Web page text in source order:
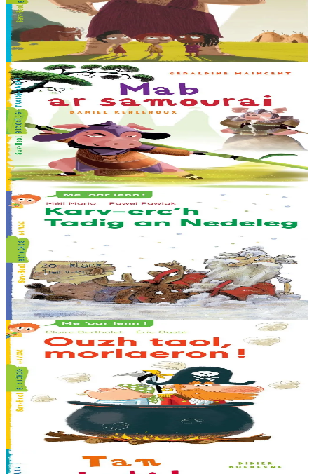
Abaoe m’eo erruet Ugur, an den drouk ha kriz, e-barzh ar meuriad e
ya fall an traoù. An holl o deus aon rak ar mell paotr-se... Spontet eo
ar vugale hag an dud...
Er stok6,00 €
6 vloaz hag ouzhpenn
Sav-heol
Mab ar samourai
Mab ur samourai eo Hiro. Ha netra ken. Rak Hiro ne denn da
samourai ebet : ne oar nag ober war-dro e varc’h, na chaseal, nag en
em gannañ... Ur pezh razh tev...
Er stok5,50 €
6 vloaz hag ouzhpenn
Sav-heol
Karv-erc'h Tadig an Nedeleg
Karilhon zo ur menn karv-erc’h hag a garfe sachañ karr-stlej Tadig
an Nedeleg. Met evit bezañ karv-erc’h Tadig an Nedeleg e ranker
deskiñ nijal. Ha se n’eo ket aes......
Er stok6,00 €
6 vloaz hag ouzhpenn
Sav-heol
Ouzh taol, morlaeron !
Biskoazh kemend-all ! Ar c’habiten Fri-Ruz hag e vartoloded a zo o
paouez ober peñse war un enezenn didud... Didud ? N’eo ket ’vat !
Ar bobl Azebrtud he deus...
Er stok
6,00 €
6 vloaz hag ouzhpenn
Sav-heol